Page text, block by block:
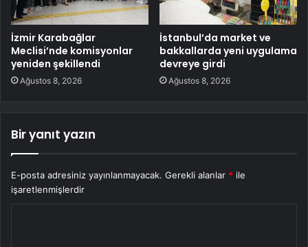
İzmir Karabağlar
Meclisi’nde komisyonlar
yeniden şekillendi
Ağustos 8, 2026
İstanbul’da market ve
bakkallarda yeni uygulama
devreye girdi
Ağustos 8, 2026
Bir yanıt yazın
E-posta adresiniz yayınlanmayacak. Gerekli alanlar * ile
işaretlenmişlerdir